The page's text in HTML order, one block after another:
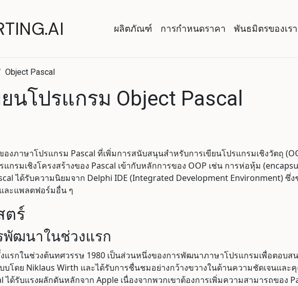
ผลิตภัณฑ์ การกำหนดราคา พันธมิตรของเรา
Object Pascal
นโปรแกรม Object Pascal
องภาษาโปรแกรม Pascal ที่เพิ่มการสนับสนุนสำหรับการเขียนโปรแกรมเชิงวัตถุ
กรมเชิงโครงสร้างของ Pascal เข้ากับหลักการของ OOP เช่น การห่อหุ้ม
ได้รับความนิยมจาก Delphi IDE (Integrated Development Environment) ซึ่
ละแพลตฟอร์มอื่น ๆ
ตร์
พัฒนาในช่วงแรก
แรกในช่วงต้นทศวรรษ 1980 เป็นส่วนหนึ่งของการพัฒนาภาษาโปรแกรมเพื่อตอบ
บโดย Niklaus Wirth และได้รับการชื่นชมอย่างกว้างขวางในด้านความชัดเจนและ
ได้รับแรงผลักดันหลักจาก Apple เนื่องจากพวกเขาต้องการเพิ่มความสามารถของ